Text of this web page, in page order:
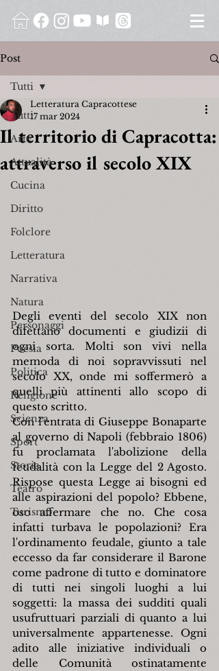
Post
Tutti
Arte
Attualità
Cucina
Diritto
Folclore
Letteratura
Narrativa
Natura
Personaggi
Poesia
Politica
Religione
Scienza
Sport
Storia
Teatro
Turismo
Tutti
Il territorio di Capracotta:
attraverso il secolo XIX
Letteratura Capracottese
17 mar 2024
Degli eventi del secolo XIX non
difettano documenti e giudizii di
ogni sorta. Molti son vivi nella
memoda di noi sopravvissuti nel
secolo XX, onde mi soffermerò a
quelli più attinenti allo scopo di
questo scritto.
Con l'entrata di Giuseppe Bonaparte
al governo di Napoli (febbraio 1806)
fu proclamata l'abolizione della
feudalità con la Legge del 2 Agosto.
Rispose questa Legge ai bisogni ed
alle aspirazioni del popolo? Ebbene,
oso affermare che no. Che cosa
infatti turbava le popolazioni? Era
l'ordinamento feudale, giunto a tale
eccesso da far considerare il Barone
come padrone di tutto e dominatore
di tutti nei singoli luoghi a lui
soggetti: la massa dei sudditi quali
usufruttuari parziali di quanto a lui
universalmente appartenesse. Ogni
adito alle iniziative individuali o
delle Comunità ostinatamente